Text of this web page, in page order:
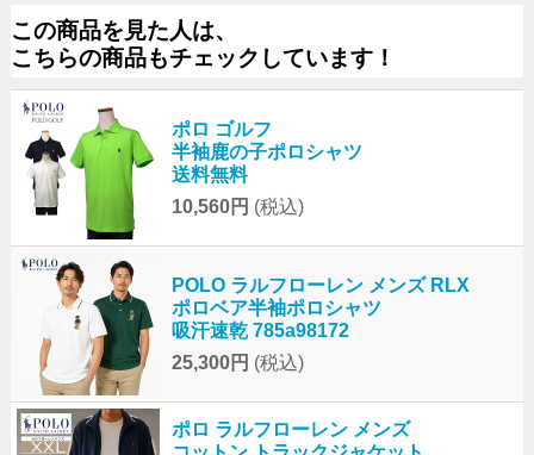
この商品を見た人は、
こちらの商品もチェックしています！
ポロ ゴルフ
半袖鹿の子ポロシャツ
送料無料
10,560円 (税込)
POLO ラルフローレン メンズ RLX
ポロベア半袖ポロシャツ
吸汗速乾 785a98172
25,300円 (税込)
ポロ ラルフローレン メンズ